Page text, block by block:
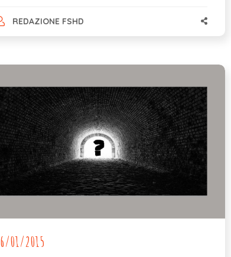
REDAZIONE FSHD
01/2015